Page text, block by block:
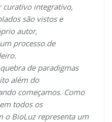
curativo integrativo,
são vistos e
autor,
processo de
de paradigmas
além do
começamos. Como
todos os
o BioLuz representa um